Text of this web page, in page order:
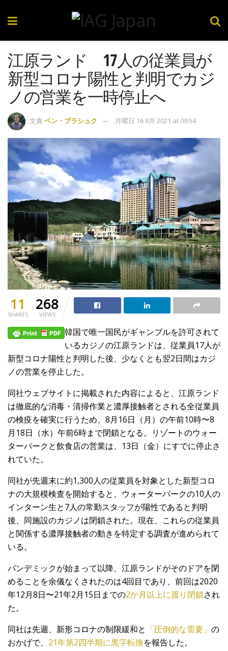
江原ランド 17人の従業員が
新型コロナ陽性と判明でカジ
ノの営業を一時停止へ
文責 ベン・ブラシュク 月曜日 16 8月 2021 at 09:54
11
SHARES
268
VIEWS
韓国で唯一国民がギャンブルを許可されて
いるカジノの江原ランドは、従業員17人が
新型コロナ陽性と判明した後、少なくとも翌2日間はカジ
ノの営業を停止した。
同社ウェブサイトに掲載された内容によると、江原ランド
は徹底的な消毒・清掃作業と濃厚接触者とされる全従業員
の検疫を確実に行うため、8月16日（月）の午前10時〜8
月18日（水）午前6時まで閉鎖となる。リゾートのウォー
ターパークと飲食店の営業は、13日（金）にすでに停止さ
れていた。
同社が先週末に約1,300人の従業員を対象とした新型コロ
ナの大規模検査を開始すると、ウォーターパークの10人の
インターン生と7人の常勤スタッフが陽性であると判明
後、同施設のカジノは閉鎖された。現在、これらの従業員
と関係する濃厚接触者の動きを特定する調査が進められて
いる。
パンデミックが始まって以降、江原ランドがそのドアを閉
めることを余儀なくされたのは4回目であり、前回は2020
年12月8日〜21年2月15日までの2か月以上に渡り閉鎖され
た。
同社は先週、新形コロナの制限緩和と 「圧倒的な需要」 の
おかげで、 21年第2四半期に黒字転換を報告した。